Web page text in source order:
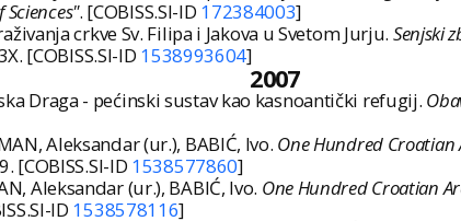
. [COBISS.SI-ID 172384003]
crkve Sv. Filipa i Jakova u Svetom Jurju. Senjski
[COBISS.SI-ID 1538993604]
2007
Draga - pećinski sustav kao kasnoantički refugij.
Aleksandar (ur.), BABIĆ, Ivo. One Hundred Croatian
[COBISS.SI-ID 1538577860]
Aleksandar (ur.), BABIĆ, Ivo. One Hundred Croatian
ID 1538578116]